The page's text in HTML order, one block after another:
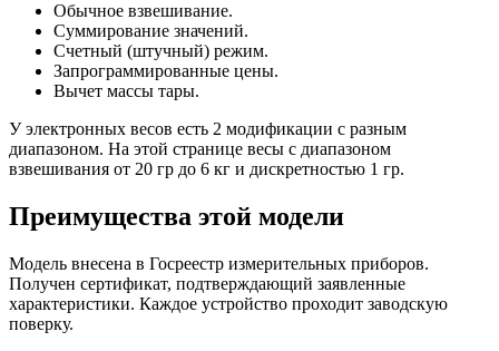
Обычное взвешивание.
Суммирование значений.
Счетный (штучный) режим.
Запрограммированные цены.
Вычет массы тары.
У электронных весов есть 2 модификации с разным
диапазоном. На этой странице весы с диапазоном
взвешивания от 20 гр до 6 кг и дискретностью 1 гр.
Преимущества этой модели
Модель внесена в Госреестр измерительных приборов.
Получен сертификат, подтверждающий заявленные
характеристики. Каждое устройство проходит заводскую
поверку.